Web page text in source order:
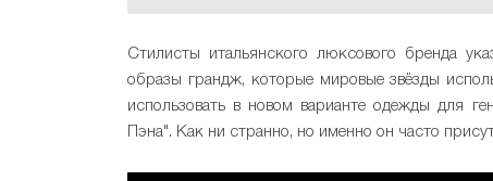
Стилисты итальянского люксового бренда
образы грандж, которые мировые звёзды
использовать в новом варианте одежды для
Пэна". Как ни странно, но именно он часто